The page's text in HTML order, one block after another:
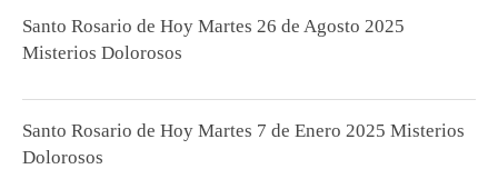
Santo Rosario de Hoy Martes 26 de Agosto 2025
Misterios Dolorosos
Santo Rosario de Hoy Martes 7 de Enero 2025 Misterios
Dolorosos